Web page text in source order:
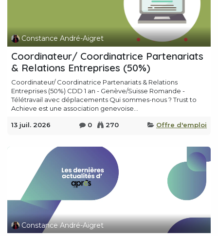
Constance André-Aigret
Coordinateur/ Coordinatrice Partenariats
& Relations Entreprises (50%)
Coordinateur/ Coordinatrice Partenariats & Relations
Entreprises (50%) CDD 1 an - Genève/Suisse Romande -
Télétravail avec déplacements Qui sommes-nous ? Trust to
Achieve est une association genevoise...
13 juil. 2026 0 270 Offre d'emploi
Constance André-Aigret